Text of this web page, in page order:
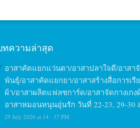
ทความล่าสุด
อาสาคัดแยกแว่นตา/อาสาปลาใจดี/อาสา
พันธุ์/อาสาคัดแยกยา/อาสาสร้างสื่อการเ
ผ้า/อาสาผลิตแฟลชการ์ด/อาสาจัดกางเกง
อาสาหมอนหนุนอุ่นรัก วันที่ 22-23, 29-30
29 July 2026 at 14 : 37 PM